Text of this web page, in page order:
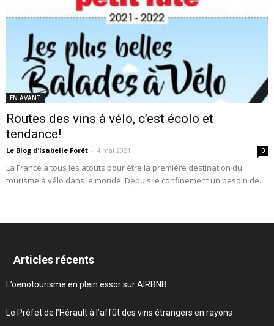
EN AVANT
Routes des vins à vélo, c’est écolo et
tendance!
Le Blog d’Isabelle Forêt - 4 mai 2021 0
La France a tous les atouts pour être la première destination du
tourisme à vélo dans le monde. Depuis le confinement un besoin de...
Articles récents
L’oenotourisme en plein essor sur AIRBNB
Le Préfet de l’Hérault à l’affût des vins étrangers en rayons